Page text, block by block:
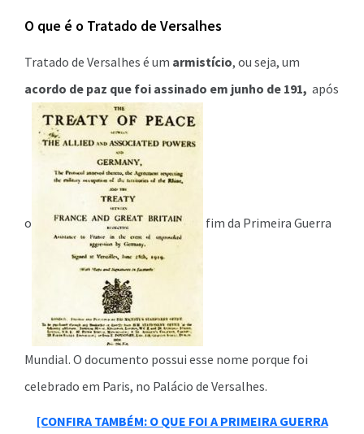
O que é o Tratado de Versalhes
Tratado de Versalhes é um armistício, ou seja, um
acordo de paz que foi assinado em junho de 191, após
o fim da Primeira Guerra
Mundial. O documento possui esse nome porque foi
celebrado em Paris, no Palácio de Versalhes.
[CONFIRA TAMBÉM: O QUE FOI A PRIMEIRA GUERRA